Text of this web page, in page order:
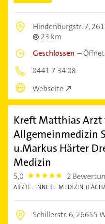
Hindenburgstr. 7,
23 km
Geschlossen –
0441 7 34 08
Webseite
Kreft Matthias
Allgemeinmedizin
u.Markus Härter
Medizin
5,0 5.0 2
ÄRZTE: INNERE MEDIZIN
Schillerstr. 6,26655